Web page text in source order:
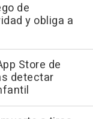
de
y obliga a
Store de
detectar